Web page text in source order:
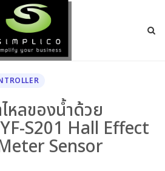
หลของน้ำด้วย
S201 Hall Effect
Sensor